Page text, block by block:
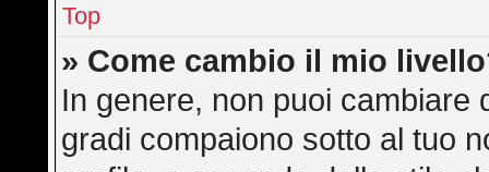
Top
» Come cambio il mio
In genere, non puoi cambiare
gradi compaiono sotto al tuo